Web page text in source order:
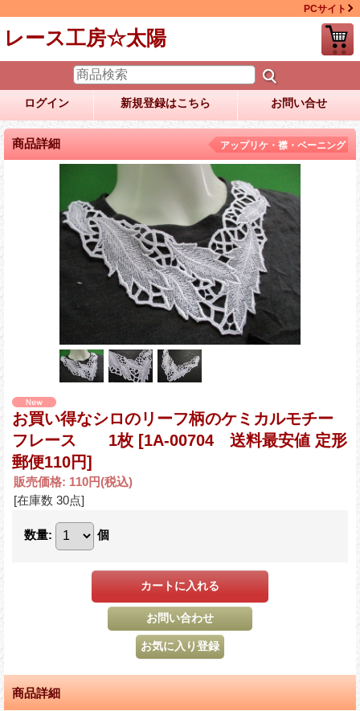
PCサイト
レース工房☆太陽
ログイン 新規登録はこちら お問い合せ
商品詳細 アップリケ・襟・ベーニング
お買い得なシロのリーフ柄のケミカルモチー
フレース 1枚 [1A-00704 送料最安値 定形
郵便110円]
販売価格: 110円(税込)
[在庫数 30点]
数量: 個
商品詳細